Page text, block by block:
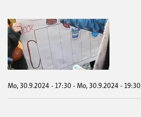
Mo, 30.9.2024 - 17:30-Mo, 30.9.2024 - 19:30